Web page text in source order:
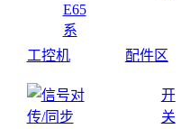
E65
系
工控机 配件区
开
关